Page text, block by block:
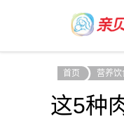
首页 营养饮
这5种